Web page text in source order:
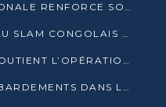
SCIENCE : L’ACADÉMIE NATIONALE RENFORCE SON ÉQUIPE ET TRACE SA FEUILLE DE ROUTE 2026
CARDY YOUELO, LA VOIX DAU SLAM CONGOLAIS QUI INTERPELLE LE MONDE
BRAZZAVILLE : LE PRÉFET SOUTIENT L’OPÉRATION « ZÉRO KULUNA » ET APPELLE À LA VIGILANCE CITOYENNE
LE CNR DÉNONCE DES BOMBARDEMENTS DANS LE POOL ET ACCUSE LE GOUVERNEMENT